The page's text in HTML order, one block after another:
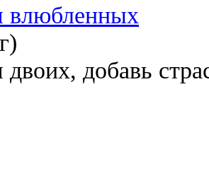
влюбленных
добавь